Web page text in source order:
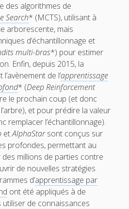
des algorithmes de
Search* (MCTS), utilisant à
arborescente, mais
d’échantillonnage et
multi-bras*) pour estimer
Enfin, depuis 2015, la
de l’apprentissage
* (Deep Reinforcement
le prochain coup (et donc
et pour prédire la valeur
remplacer l’échantillonnage).
etAlphaStarsont conçus sur
profondes, permettant au
millions de parties contre
de nouvelles stratégies
d’apprentissage par
ont été appliqués à de
de connaissances